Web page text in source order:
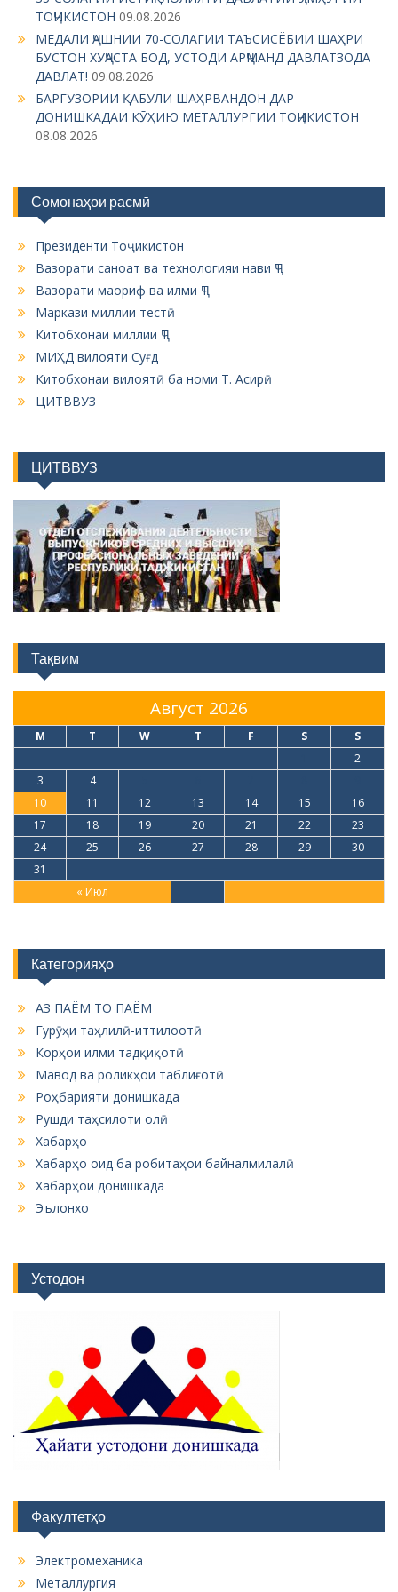
n
ТОҶИКИСТОН 09.08.2026
МЕДАЛИ ҶАШНИИ 70-СОЛАГИИ ТАЪСИСЁБИИ ШАҲРИ
БӮСТОН ХУҶАСТА БОД, УСТОДИ АРҶМАНД ДАВЛАТЗОДА
ДАВЛАТ! 09.08.2026
БАРГУЗОРИИ ҚАБУЛИ ШАҲРВАНДОН ДАР
ДОНИШКАДАИ КӮҲИЮ МЕТАЛЛУРГИИ ТОҶИКИСТОН
08.08.2026
Сомонаҳои расмӣ
Президенти Тоҷикистон
Вазорати саноат ва технологияи нави ҶТ
Вазорати маориф ва илми ҶТ
Маркази миллии тестӣ
Китобхонаи миллии ҶТ
МИҲД вилояти Суғд
Китобхонаи вилоятӣ ба номи Т. Асирӣ
ЦИТВВУЗ
ЦИТВВУЗ
Тақвим
Август 2026
M T W T F S S
« Июл
2
3
4
10
11 12 13 14 15
16
17
18 19 20 21 22
23
24
25 26 27 28 29
30
31
Категорияҳо
АЗ ПАЁМ ТО ПАЁМ
Гурӯҳи таҳлилӣ-иттилоотӣ
Корҳои илми тадқиқотӣ
Мавод ва роликҳои таблиғотӣ
Роҳбарияти донишкада
Рушди таҳсилоти олӣ
Хабарҳо
Хабарҳо оид ба робитаҳои байналмилалӣ
Хабарҳои донишкада
Эълонхо
Устодон
Факултетҳо
Электромеханика
Металлургия